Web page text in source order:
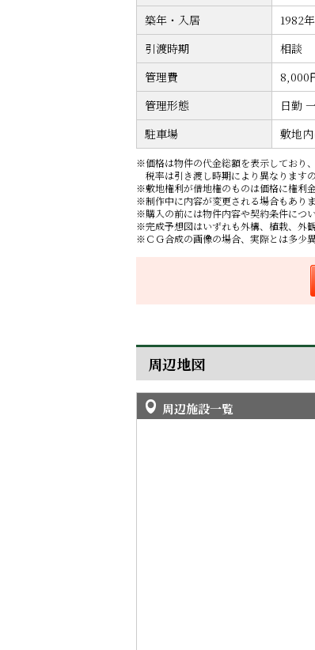
築年・入居
1982
引渡時期
相談
管理費
8,000
管理形態
日勤
駐車場
敷地内
※価格は物件の代金総額を表示しており
税率は引き渡し時期により異なります
※敷地権利が借地権のものは価格に権利金
※制作中に内容が変更される場合もあり
※購入の前には物件内容や契約条件につ
※完成予想図はいずれも外構、植栽、外
※ＣＧ合成の画像の場合、実際とは多少異
周辺地図
周辺施設一覧